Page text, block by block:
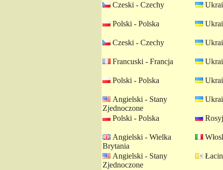
Czeski - Czechy
Polski - Polska
Czeski - Czechy
Francuski - Francja
Polski - Polska
Angielski - Stany
Zjednoczone
Polski - Polska
Angielski - Wielka
Brytania
Angielski - Stany
Zjednoczone